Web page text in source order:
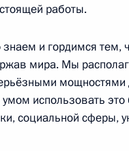
Крымск
четверг
по защите
работы.
и гордимся тем,
мира. Мы
мощностями
использовать это
социальной сферы,